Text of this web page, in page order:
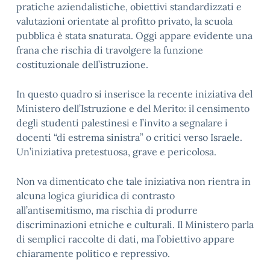
pratiche aziendalistiche, obiettivi standardizzati e
valutazioni orientate al profitto privato, la scuola
pubblica è stata snaturata. Oggi appare evidente una
frana che rischia di travolgere la funzione
costituzionale dell’istruzione.
In questo quadro si inserisce la recente iniziativa del
Ministero dell’Istruzione e del Merito: il censimento
degli studenti palestinesi e l’invito a segnalare i
docenti “di estrema sinistra” o critici verso Israele.
Un’iniziativa pretestuosa, grave e pericolosa.
Non va dimenticato che tale iniziativa non rientra in
alcuna logica giuridica di contrasto
all’antisemitismo, ma rischia di produrre
discriminazioni etniche e culturali. Il Ministero parla
di semplici raccolte di dati, ma l’obiettivo appare
chiaramente politico e repressivo.